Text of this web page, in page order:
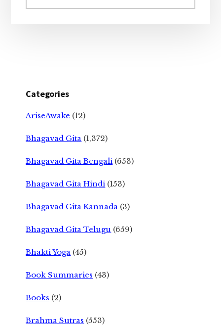
website
Categories
AriseAwake (12)
Bhagavad Gita (1,372)
Bhagavad Gita Bengali (653)
Bhagavad Gita Hindi (153)
Bhagavad Gita Kannada (3)
Bhagavad Gita Telugu (659)
Bhakti Yoga (45)
Book Summaries (43)
Books (2)
Brahma Sutras (553)